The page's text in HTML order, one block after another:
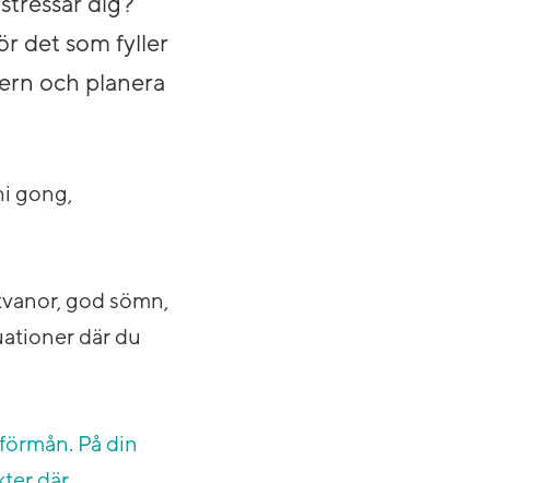
det som fyller
och planera
gong,
god sömn,
där du
På din